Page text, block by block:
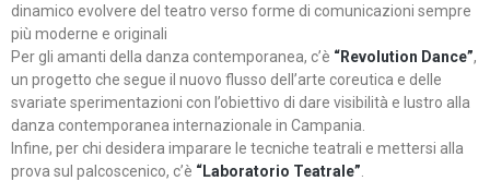
dinamico evolvere del teatro verso forme di comunicazioni sempre
più moderne e originali
Per gli amanti della danza contemporanea, c’è “Revolution Dance”,
un progetto che segue il nuovo flusso dell’arte coreutica e delle
svariate sperimentazioni con l’obiettivo di dare visibilità e lustro alla
danza contemporanea internazionale in Campania.
Infine, per chi desidera imparare le tecniche teatrali e mettersi alla
prova sul palcoscenico, c’è “Laboratorio Teatrale”